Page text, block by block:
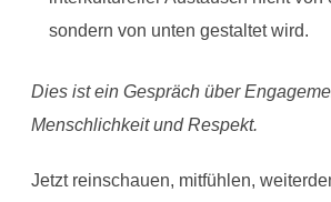
sondern von unten gestaltet wird.
Dies ist ein Gespräch über
Menschlichkeit und Respekt.
Jetzt reinschauen, mitfühlen,